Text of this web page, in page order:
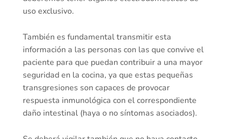
uso exclusivo.
También es fundamental transmitir esta
información a las personas con las que convive el
paciente para que puedan contribuir a una mayor
seguridad en la cocina, ya que estas pequeñas
transgresiones son capaces de provocar
respuesta inmunológica con el correspondiente
daño intestinal (haya o no síntomas asociados).